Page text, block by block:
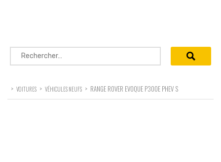
Rechercher :
> VOITURES > VÉHICULES NEUFS > RANGE ROVER EVOQUE P300E PHEV S